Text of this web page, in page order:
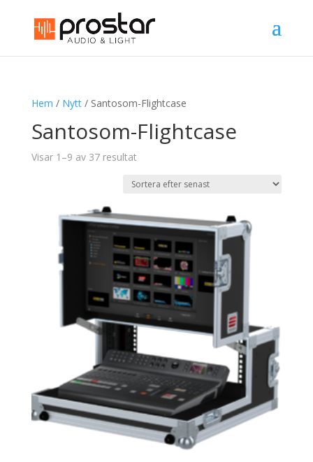
Hem / Nytt/ Santosom-Flightcase
Santosom-Flightcase
Visar 1–9 av 37 resultatSortera
senaste